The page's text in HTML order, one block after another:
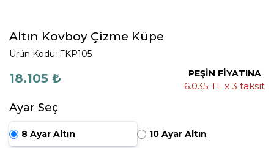
Altın Kovboy Çizme Küpe
Ürün Kodu: FKP105
18.105 ₺ PEŞİN FİYATINA
6.035 TL x 3 taksit
Ayar Seç
8 Ayar Altın 10 Ayar Altın